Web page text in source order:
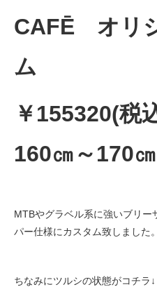
会社概要
個人情報保護
CAFĒ オリ
ム
￥155320(
160㎝～170㎝
MTBやグラベル系に強いブリー
パー仕様にカスタム致しました。
ちなみにツルシの状態がコチラ↓